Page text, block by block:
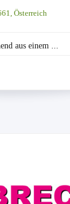
Österreich
aus einem ...